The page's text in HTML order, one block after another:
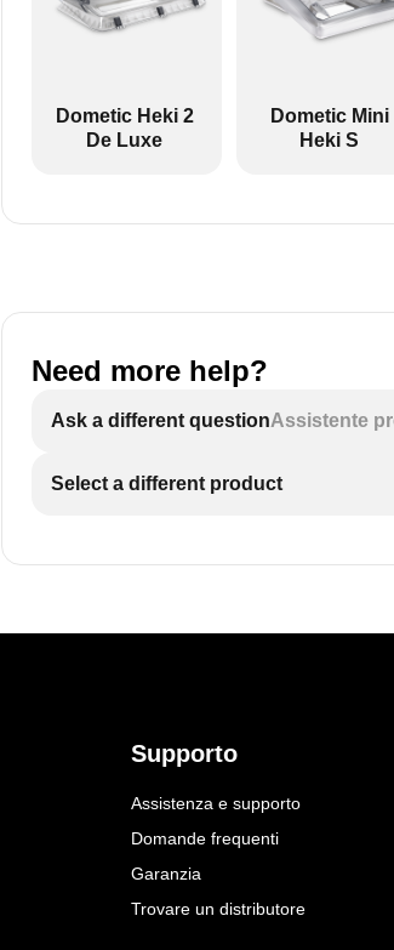
Larghezza (mm): 700
Spessore del tetto a seconda dell'SKU
Dometic Heki 2
Altezza (mm): 655
Altezza (mm): 655
Spessore del tetto a seconda dell'SKU
Altezza (mm): 400
Dometic Heki 2
De Luxe
Dometic Mini
Heki S
Need more help?
Ask a different questionAssistente
Select a different product
Supporto
Assistenza e supporto
Domande frequenti
Garanzia
Trovare un distributore